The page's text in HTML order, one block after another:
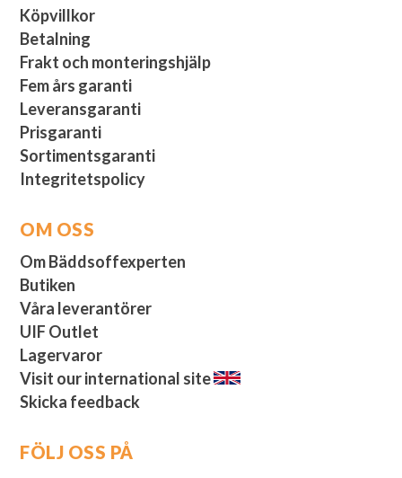
Köpvillkor
Betalning
Frakt och monteringshjälp
Fem års garanti
Leveransgaranti
Prisgaranti
Sortimentsgaranti
Integritetspolicy
OM OSS
Om Bäddsoffexperten
Butiken
Våra leverantörer
UIF Outlet
Lagervaror
Visit our international site
Skicka feedback
FÖLJ OSS PÅ